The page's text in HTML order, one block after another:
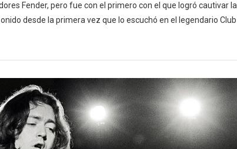
Fender, pero fue con el primero con el que logró cautivar la
desde la primera vez que lo escuchó en el legendario Club